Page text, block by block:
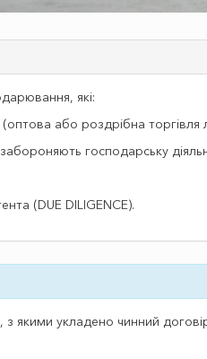
які:
або роздрібна
господарську
(DUE DILIGENCE).
якими укладено чинний